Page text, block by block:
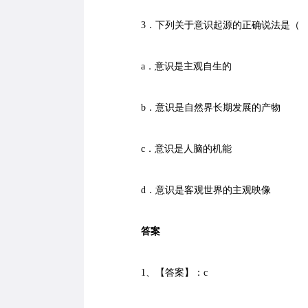
3．下列关于意识起源的正确说法是
a．意识是主观自生的
b．意识是自然界长期发展的产物
c．意识是人脑的机能
d．意识是客观世界的主观映像
答案
1、【答案】：c